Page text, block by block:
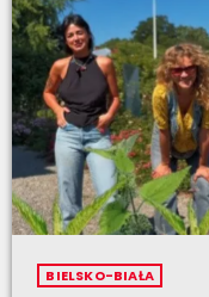
BIELSKO-BIAŁA